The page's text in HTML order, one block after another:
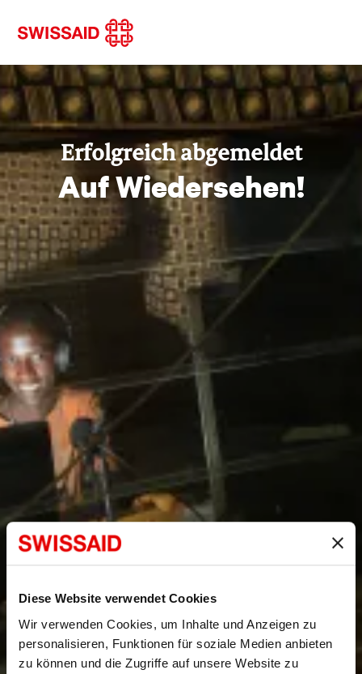
Diese Website verwendet Cookies
Wir verwenden Cookies, um Inhalte und Anzeigen zu
personalisieren, Funktionen für soziale Medien anbieten
zu können und die Zugriffe auf unsere Website zu
Erfolgreich abgemeldet
Auf Wiedersehen!